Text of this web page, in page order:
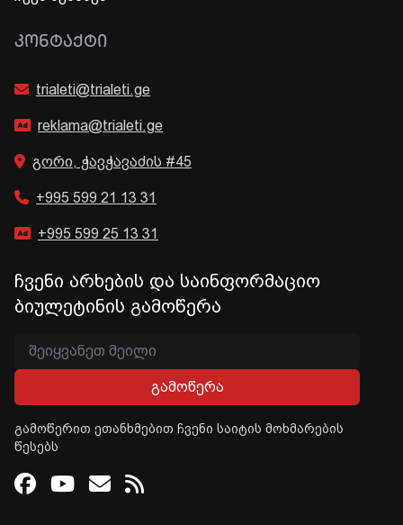
ᲙᲝᲜᲢᲐᲥᲢᲘ
trialeti@trialeti.ge
reklama@trialeti.ge
გორი, ჭავჭავაძის #45
+995 599 21 13 31
+995 599 25 13 31
ჩვენი არხების და საინფორმაციო
ბიულეტინის გამოწერა
გამოწერა
გამოწერით ეთანხმებით ჩვენი საიტის მოხმარების
წესებს
Facebook
Youtube
Email
RSS